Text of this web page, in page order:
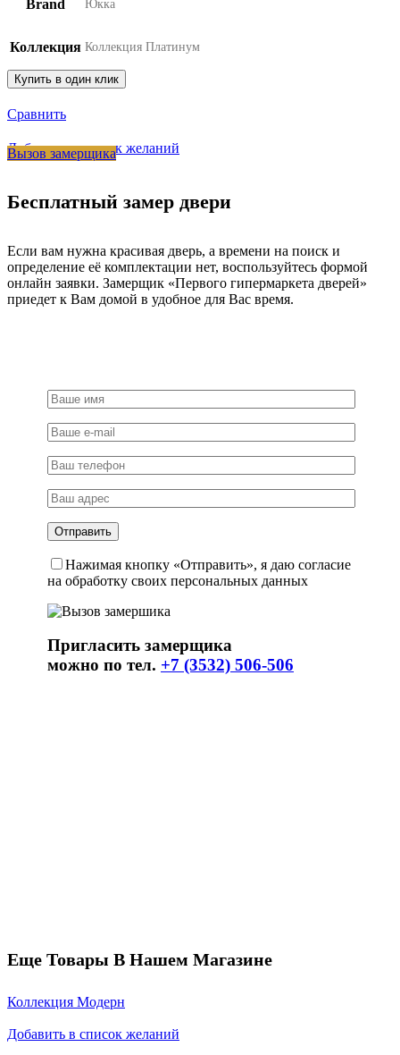
Brand Юкка
Коллекция Коллекция Платинум
Купить в один клик
Сравнить
Добавить в список желаний
Вызов замерщика
Бесплатный замер двери
Если вам нужна красивая дверь, а времени на поиск и
определение её комплектации нет, воспользуйтесь формой
онлайн заявки. Замерщик «Первого гипермаркета дверей»
приедет к Вам домой в удобное для Вас время.
Нажимая кнопку «Отправить», я даю согласие
на обработку своих персональных данных
Пригласить замерщика
можно по тел. +7 (3532) 506-506
Еще Товары В Нашем Магазине
Коллекция Модерн
Добавить в список желаний